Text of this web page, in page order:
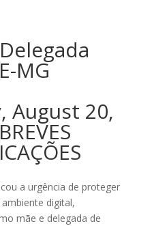
MG
August 20,
a urgência de proteger
digital,
mãe e delegada de